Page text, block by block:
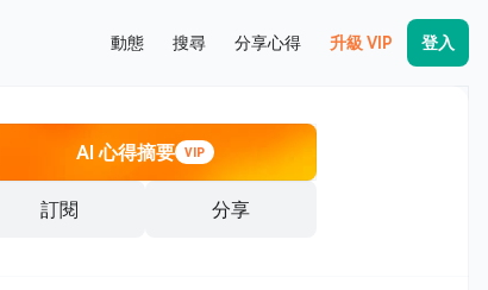
動態 搜尋 分享心得 升級 VIP 登入
AI 心得摘要 VIP
訂閱 分享